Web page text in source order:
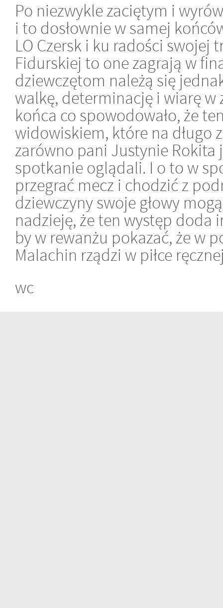
Po niezwykle zaciętym i
i to dosłownie w samej
LO Czersk i ku radości swojej
Fidurskiej to one zagrają w
dziewczętom należą się
walkę, determinację i wiarę w
końca co spowodowało, że
widowiskiem, które na długo
zarówno pani Justynie
spotkanie oglądali. I o to w
przegrać mecz i chodzić z
dziewczyny swoje głowy
nadzieję, że ten występ doda
by w rewanżu pokazać, że w
Malachin rządzi w piłce
wc